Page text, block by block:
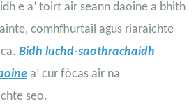
e a’ toirt air seann daoine a bhith
comhfhurtail agus riaraichte
Bidh luchd-saothrachaidh
a’ cur fòcas air na
seo.